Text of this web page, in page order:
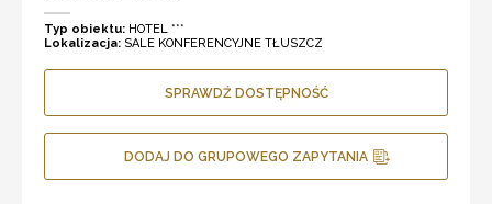
Typ obiektu: HOTEL ***
Lokalizacja: SALE KONFERENCYJNE TŁUSZCZ
SPRAWDŹ DOSTĘPNOŚĆ
DODAJ DO GRUPOWEGO ZAPYTANIA